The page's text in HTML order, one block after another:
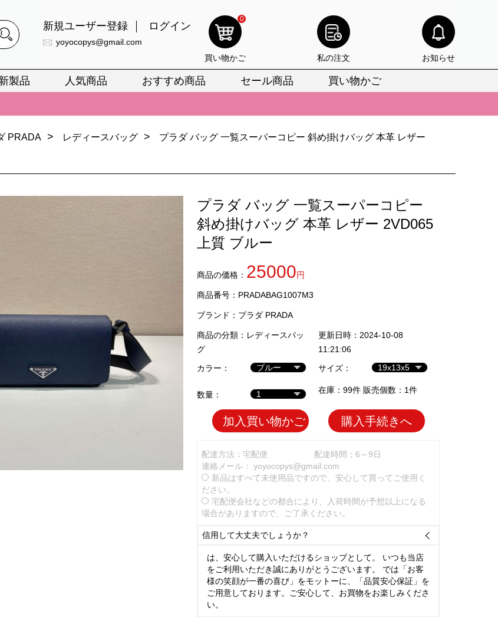
新規ユーザー登録 ログイン
yoyocopys@gmail.com
0
買い物かご 私の注文 お知らせ
製品 人気商品 おすすめ商品 セール商品 買い物かご
ーパーコピーのみ取扱い。最高品質の再現度を安心してお選びいただけます。
ンスーパーコピー バッグ最新モデルが登場。上質な仕上がりをお見逃しなく。
ーパーコピーのみ取扱い。最高品質の再現度を安心してお選びいただけます。
ンスーパーコピー バッグ最新モデルが登場。上質な仕上がりをお見逃しなく。
PRADA > レディースバッグ > プラダ バッグ 一覧スーパーコピー 斜め掛けバッグ 本革 レザー
プラダ バッグ 一覧スーパーコピー
斜め掛けバッグ 本革 レザー 2VD065
上質 ブルー
商品の価格： 25000円
商品番号：PRADABAG1007M3
ブランド： プラダ PRADA
商品の分類： レディースバッ
グ
更新日時：2024-10-08
11:21:06
カラー：
サイズ：
数量： 在庫：99件 販売個数：1件
加入買い物かご 購入手続きへ
配達方法：宅配便
配達時間：6～9日
連絡メール： yoyocopys@gmail.com
新品はすべて未使用品ですので、安心して買ってご使用く
ださい。
宅配便会社などの都合により、入荷時間が予想以上になる
場合がありますので、ご了承ください。
信用して大丈夫でしょうか？ 
は、安心して購入いただけるショップとして。 いつも当店
をご利用いただき誠にありがとうございます。 では「お客
様の笑顔が一番の喜び」をモットーに、「品質安心保証」を
ご用意しております。ご安心して、お買物をお楽しみくださ
い。